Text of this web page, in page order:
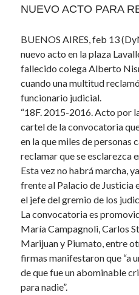
NUEVO ACTO PARA
BUENOS AIRES, feb 13
nuevo acto en la plaza
fallecido colega Alberto
cuando una multitud
funcionario judicial.
“18F. 2015-2016. Acto por
cartel de la convocatoria
en la que miles de personas
reclamar que se esclarezca
Esta vez no habrá marcha,
frente al Palacio de Justicia
el jefe del gremio de los
La convocatoria es
María Campagnoli, Carlos
Marijuan y Piumato, entre
firmas manifestaron que “a
de que fue un abominable
para nadie”.